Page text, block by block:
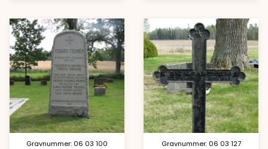
Gravnummer: 06 03 100 Gravnummer: 06 03 127